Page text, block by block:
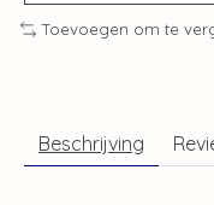
Toevoegen om te
Beschrijving